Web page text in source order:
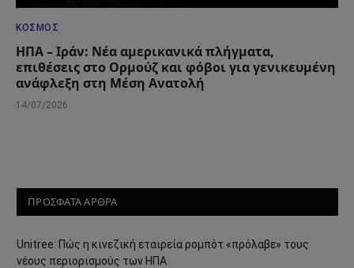
ΚΌΣΜΟΣ
ΗΠΑ – Ιράν: Νέα αμερικανικά πλήγματα,
επιθέσεις στο Ορμούζ και φόβοι για γενικευμένη
ανάφλεξη στη Μέση Ανατολή
14/07/2026
ΠΡΟΣΦΑΤΑ ΑΡΘΡΑ
Unitree: Πώς η κινεζική εταιρεία ρομπότ «πρόλαβε» τους
νέους περιορισμούς των ΗΠΑ